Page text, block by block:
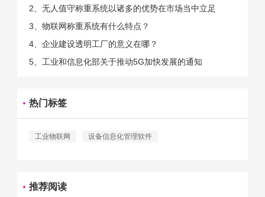
中，能够推动相关产业发展的具体结束是非常的多
的。那么为什么企业一定需要...
2、无人值守称重系统以诸多的优势在市场当中立足
3、物联网称重系统有什么特点？
4、企业建设透明工厂的意义在哪？
5、工业和信息化部关于推动5G加快发展的通知
热门标签
工业物联网 设备信息化管理软件
推荐阅读